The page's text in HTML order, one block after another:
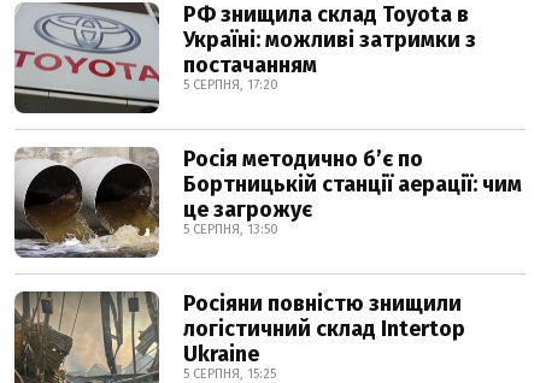
РФ знищила склад Toyota в
Україні: можливі затримки з
постачанням
5 СЕРПНЯ, 17:20
Росія методично б’є по
Бортницькій станції аерації: чим
це загрожує
5 СЕРПНЯ, 13:50
Росіяни повністю знищили
логістичний склад Intertop
Ukraine
5 СЕРПНЯ, 15:25